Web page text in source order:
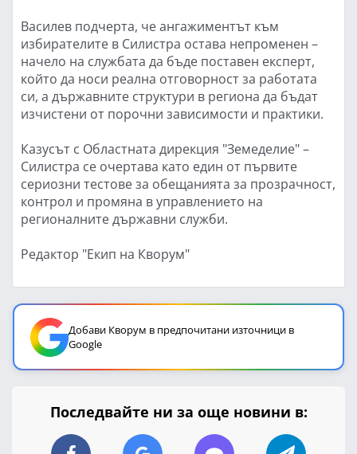
Василев подчерта, че ангажиментът към
избирателите в Силистра остава непроменен –
начело на службата да бъде поставен експерт,
който да носи реална отговорност за работата
си, а държавните структури в региона да бъдат
изчистени от порочни зависимости и практики.
Казусът с Областната дирекция "Земеделие" –
Силистра се очертава като един от първите
сериозни тестове за обещанията за прозрачност,
контрол и промяна в управлението на
регионалните държавни служби.
Редактор "Екип на Кворум"
Добави Кворум в предпочитани източници в
Google
Последвайте ни за още новини в: